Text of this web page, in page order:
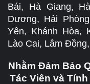
Bái, Hà Giang,
Dương, Hải
Yên, Khánh Hòa,
Lào Cai, Lâm
Nhằm Đảm Bảo
Tác Viên và